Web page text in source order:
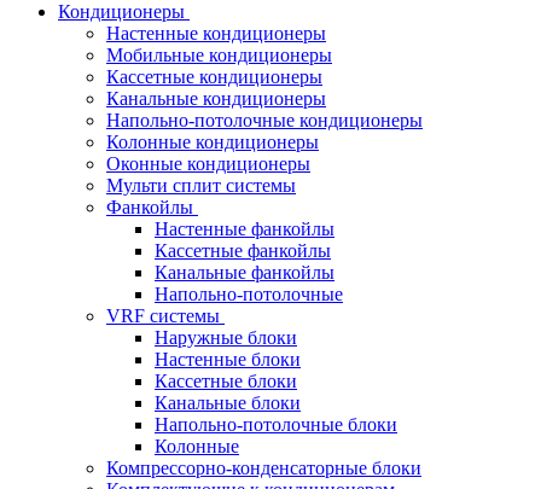
Кондиционеры
Настенные кондиционеры
Мобильные кондиционеры
Кассетные кондиционеры
Канальные кондиционеры
Напольно-потолочные кондиционеры
Колонные кондиционеры
Оконные кондиционеры
Мульти сплит системы
Фанкойлы
Настенные фанкойлы
Кассетные фанкойлы
Канальные фанкойлы
Напольно-потолочные
VRF системы
Наружные блоки
Настенные блоки
Кассетные блоки
Канальные блоки
Напольно-потолочные блоки
Колонные
Компрессорно-конденсаторные блоки